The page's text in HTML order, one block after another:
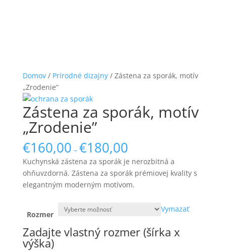
Domov/ Prírodné dizajny/ Zástena za sporák, motív
„Zrodenie”
Zástena za sporák, motív
„Zrodenie”
€160,00 – €180,00
Kuchynská zástena za sporák je nerozbitná a
ohňuvzdorná. Zástena za sporák prémiovej kvality s
elegantným moderným motívom.
Rozmer
Vymazať
Zadajte vlastný rozmer (šírka x
výška)